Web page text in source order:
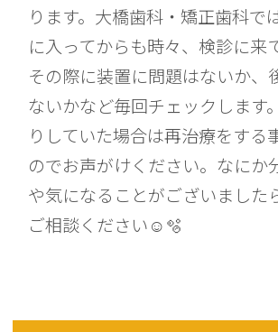
ります。大橋歯科・矯正歯科で
に入ってからも時々、検診に来
その際に装置に問題はないか、
ないかなど毎回チェックします
りしていた場合は再治療をする
のでお声がけください。なにか
や気になることがございました
ご相談ください☺️🫧